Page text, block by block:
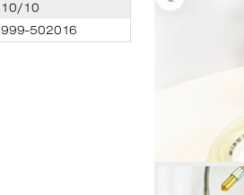
10/10
999-502016